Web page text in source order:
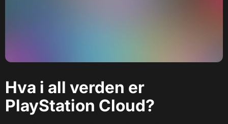
Hva i all verden er
PlayStation Cloud?